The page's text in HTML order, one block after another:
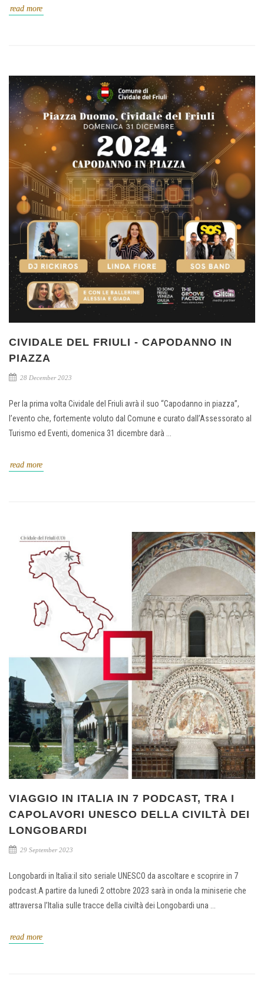
read more
CIVIDALE DEL FRIULI - CAPODANNO IN
PIAZZA
28 December 2023
Per la prima volta Cividale del Friuli avrà il suo “Capodanno in piazza”,
l’evento che, fortemente voluto dal Comune e curato dall’Assessorato al
Turismo ed Eventi, domenica 31 dicembre darà ...
read more
VIAGGIO IN ITALIA IN 7 PODCAST, TRA I
CAPOLAVORI UNESCO DELLA CIVILTÀ DEI
LONGOBARDI
29 September 2023
Longobardi in Italia:il sito seriale UNESCO da ascoltare e scoprire in 7
podcast.A partire da lunedì 2 ottobre 2023 sarà in onda la miniserie che
attraversa l’Italia sulle tracce della civiltà dei Longobardi una ...
read more